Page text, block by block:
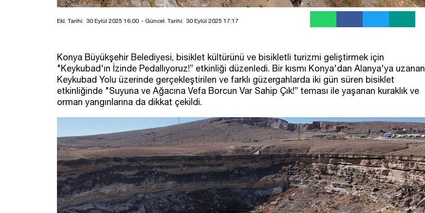
Ekl. Tarihi: 30 Eylül 2025 16:00 - Güncel. Tarihi: 30 Eylül 2025 17:17
Konya Büyükşehir Belediyesi, bisiklet kültürünü ve bisikletli turizmi geliştirmek için
"Keykubad'ın İzinde Pedallıyoruz!” etkinliği düzenledi. Bir kısmı Konya'dan Alanya'ya uzanan
Keykubad Yolu üzerinde gerçekleştirilen ve farklı güzergahlarda iki gün süren bisiklet
etkinliğinde "Suyuna ve Ağacına Vefa Borcun Var Sahip Çık!” teması ile yaşanan kuraklık ve
orman yangınlarına da dikkat çekildi.